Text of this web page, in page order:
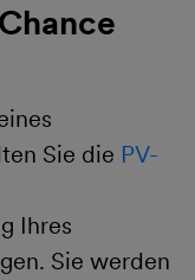
Sie die PV-
Ihres
Sie werden